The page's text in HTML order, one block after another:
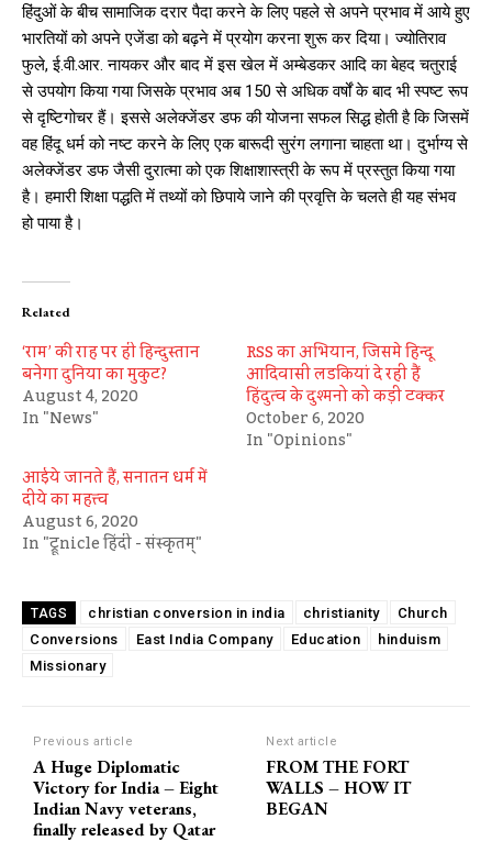
हिंदुओं के बीच सामाजिक दरार पैदा करने के लिए पहले से अपने प्रभाव में आये हुए
भारतियों को अपने एजेंडा को बढ़ने में प्रयोग करना शुरू कर दिया। ज्योतिराव
फुले, ई.वी.आर. नायकर और बाद में इस खेल में अम्बेडकर आदि का बेहद चतुराई
से उपयोग किया गया जिसके प्रभाव अब 150 से अधिक वर्षों के बाद भी स्पष्ट रूप
से दृष्टिगोचर हैं। इससे अलेक्जेंडर डफ की योजना सफल सिद्ध होती है कि जिसमें
वह हिंदू धर्म को नष्ट करने के लिए एक बारूदी सुरंग लगाना चाहता था। दुर्भाग्य से
अलेक्जेंडर डफ जैसी दुरात्मा को एक शिक्षाशास्त्री के रूप में प्रस्तुत किया गया
है। हमारी शिक्षा पद्धति में तथ्यों को छिपाये जाने की प्रवृत्ति के चलते ही यह संभव
हो पाया है।
Related
‘राम’ की राह पर ही हिन्दुस्तान
बनेगा दुनिया का मुकुट?
August 4, 2020
In "News"
RSS का अभियान, जिसमे हिन्दू
आदिवासी लडकियां दे रही हैं
हिंदुत्व के दुश्मनो को कड़ी टक्कर
October 6, 2020
In "Opinions"
आईये जानते हैं, सनातन धर्म में
दीये का महत्त्व
August 6, 2020
In "ट्रूnicle हिंदी - संस्कृतम्"
TAGS christian conversion in india christianity
Church
Conversions
East India Company Education
hinduism
Missionary
Previous article
A Huge Diplomatic
Victory for India – Eight
Indian Navy veterans,
finally released by Qatar
Next article
FROM THE FORT
WALLS – HOW IT
BEGAN